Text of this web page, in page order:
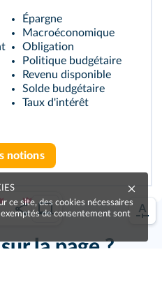
Épargne
Macroéconomique
Obligation
Politique budgétaire
Revenu disponible
Solde budgétaire
Taux d'intérêt
notions
la page ?
ce site, des cookies nécessaires
de consentement sont